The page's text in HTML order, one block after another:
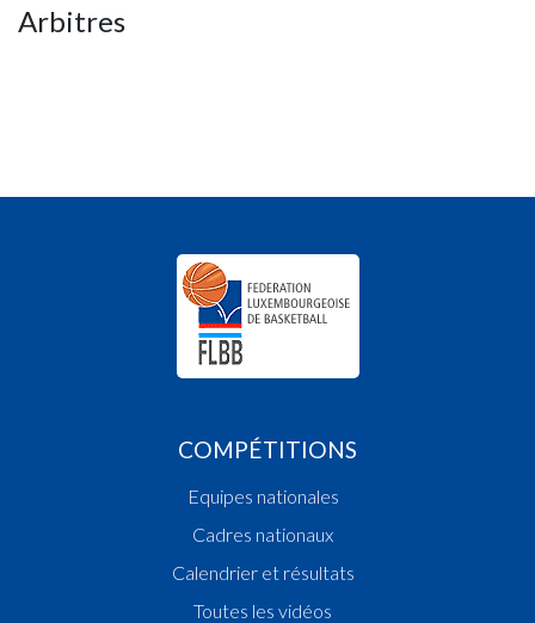
Arbitres
COMPÉTITIONS
Equipes nationales
Cadres nationaux
Calendrier et résultats
Toutes les vidéos